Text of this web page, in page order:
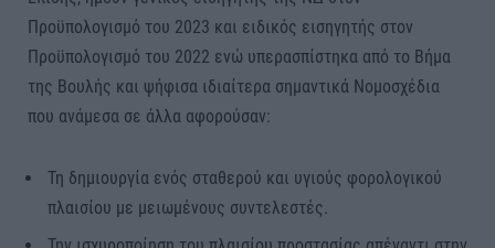
Προϋπολογισμό του 2023 και ειδικός εισηγητής στον
Προϋπολογισμό του 2022 ενώ υπερασπίστηκα από το Βήμα
της Βουλής και ψήφισα ιδιαίτερα σημαντικά Νομοσχέδια
που ανάμεσα σε άλλα αφορούσαν:
Τη δημιουργία ενός σταθερού και υγιούς φορολογικού
πλαισίου με μειωμένους συντελεστές.